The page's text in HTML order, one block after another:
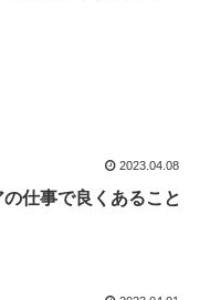
2023.04.08
仕事で良くあること